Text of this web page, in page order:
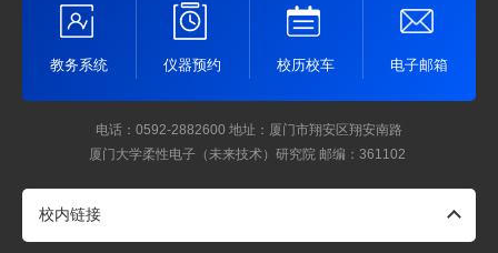
教务系统 仪器预约 校历校车 电子邮箱
电话：0592-2882600 地址：厦门市翔安区翔安南路
厦门大学柔性电子（未来技术）研究院 邮编：361102
校内链接